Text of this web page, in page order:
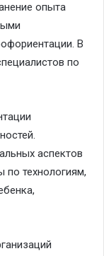
опыта
В
по
аспектов
технологиям,